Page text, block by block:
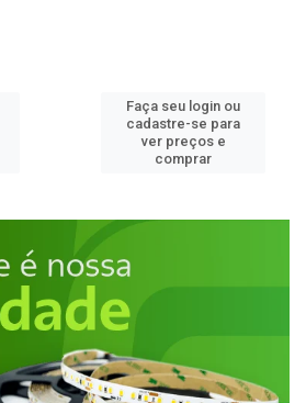
Faça seu login ou
cadastre-se para
ver preços e
comprar